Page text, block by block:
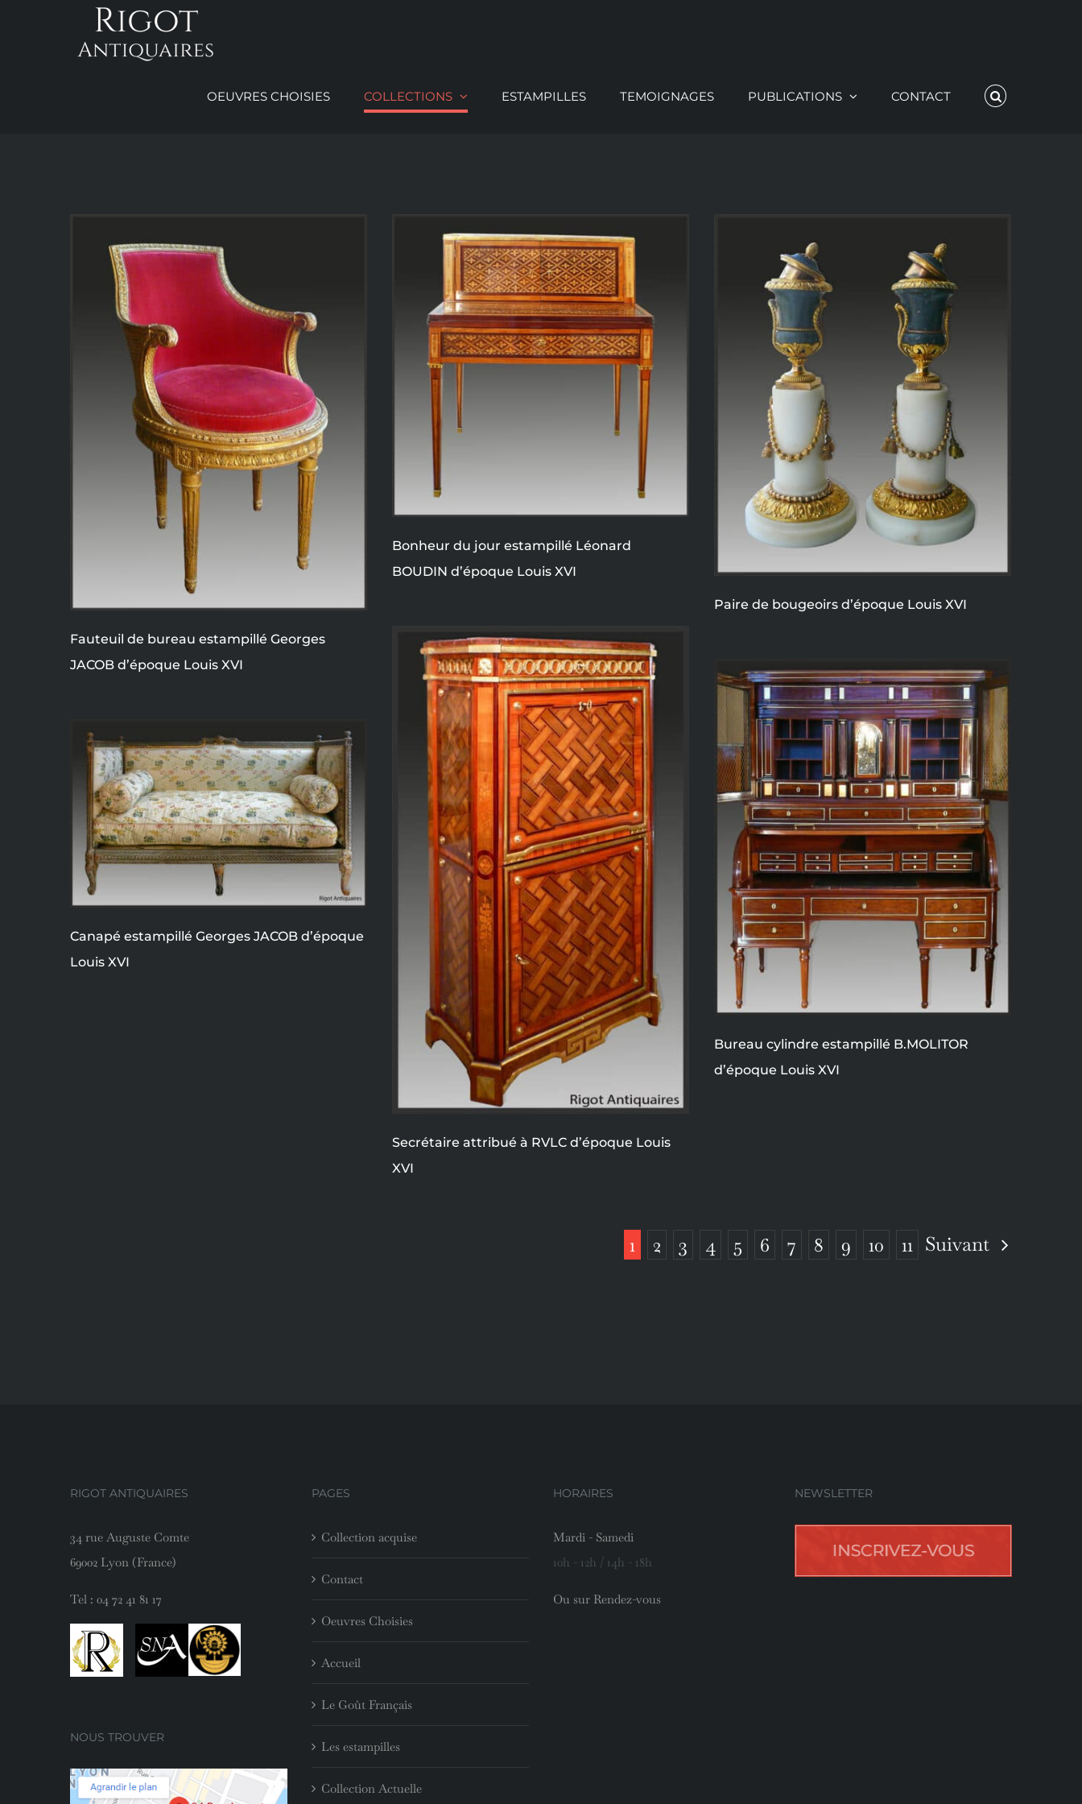
OEUVRES CHOISIES COLLECTIONS ESTAMPILLES TEMOIGNAGES PUBLICATIONS CONTACT
Fauteuil de bureau estampillé Georges
JACOB d’époque Louis XVI
Bonheur du jour estampillé Léonard
BOUDIN d’époque Louis XVI
Paire de bougeoirs d’époque Louis XVI
Secrétaire attribué à RVLC d’époque Louis
XVI
Bureau cylindre estampillé B.MOLITOR
d’époque Louis XVI
Canapé estampillé Georges JACOB d’époque
Louis XVI
1 2 3 4 5 6 7 8 9 10 11 Suivant
RIGOT ANTIQUAIRES
34 rue Auguste Comte
69002 Lyon (France)
Tel : 04 72 41 81 17
NOUS TROUVER
PAGES
Collection acquise
Contact
Oeuvres Choisies
Accueil
Le Goût Français
Les estampilles
Collection Actuelle
HORAIRES
Mardi - Samedi
10h - 12h / 14h - 18h
Ou sur Rendez-vous
NEWSLETTER